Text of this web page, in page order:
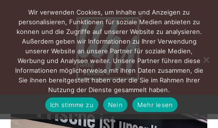
MENÜ
Wir verwenden Cookies, um Inhalte und Anzeigen zu
personalisieren, Funktionen für soziale Medien anbieten zu
konnen und die Zugriffe auf unserer Website zu analysieren.
Außerdem geben wir Informationen zu Ihrer Verwendung
unserer Website an unsere Partner für soziale Medien,
Werbung und Analysen weiter. Unsere Partner führen diese
Informationen möglicherweise mit Ihren Daten zusammen, die
Sie ihnen bereitgestellt haben oder die Sie im Rahmen Ihrer
Nutzung der Dienste gesammelt haben.
Ich stimme zu
Nein Mehr lesen